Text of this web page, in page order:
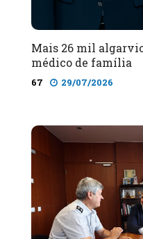
Mais 26 mil
médico de família
67 29/07/2026